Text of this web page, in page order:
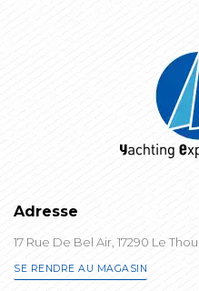
Adresse
17 Rue De Bel Air, 17290 Le Thou
SE RENDRE AU MAGASIN